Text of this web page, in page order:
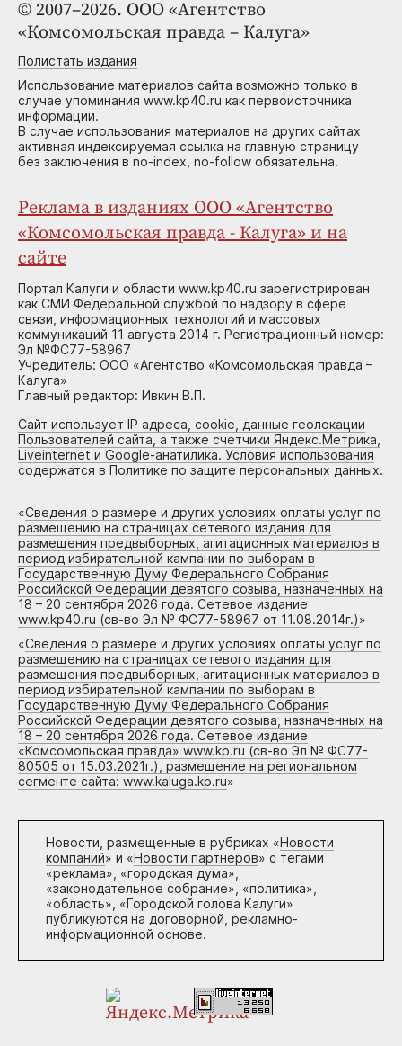
© 2007–2026. ООО «Агентство
«Комсомольская правда – Калуга»
Полистать издания
Использование материалов сайта возможно только в
случае упоминания www.kp40.ru как первоисточника
информации.
В случае использования материалов на других сайтах
активная индексируемая ссылка на главную страницу
без заключения в no-index, no-follow обязательна.
Реклама в изданиях ООО «Агентство
«Комсомольская правда - Калуга» и на
сайте
Портал Калуги и области www.kp40.ru зарегистрирован
как СМИ Федеральной службой по надзору в сфере
связи, информационных технологий и массовых
коммуникаций 11 августа 2014 г. Регистрационный номер:
Эл №ФС77-58967
Учредитель: ООО «Агентство «Комсомольская правда –
Калуга»
Главный редактор: Ивкин В.П.
Сайт использует IP адреса, cookie, данные геолокации
Пользователей сайта, а также счетчики Яндекс.Метрика,
Liveinternet и Google-анатилика. Условия использования
содержатся в Политике по защите персональных данных.
«Сведения о размере и других условиях оплаты услуг по
размещению на страницах сетевого издания для
размещения предвыборных, агитационных материалов в
период избирательной кампании по выборам в
Государственную Думу Федерального Собрания
Российской Федерации девятого созыва, назначенных на
18 – 20 сентября 2026 года. Сетевое издание
www.kp40.ru (св-во Эл № ФС77-58967 от 11.08.2014г.)»
«Сведения о размере и других условиях оплаты услуг по
размещению на страницах сетевого издания для
размещения предвыборных, агитационных материалов в
период избирательной кампании по выборам в
Государственную Думу Федерального Собрания
Российской Федерации девятого созыва, назначенных на
18 – 20 сентября 2026 года. Сетевое издание
«Комсомольская правда» www.kp.ru (св-во Эл № ФС77-
80505 от 15.03.2021г.), размещение на региональном
сегменте сайта: www.kaluga.kp.ru»
Новости, размещенные в рубриках «Новости
компаний» и «Новости партнеров» с тегами
«реклама», «городская дума»,
«законодательное собрание», «политика»,
«область», «Городской голова Калуги»
публикуются на договорной, рекламно-
информационной основе.